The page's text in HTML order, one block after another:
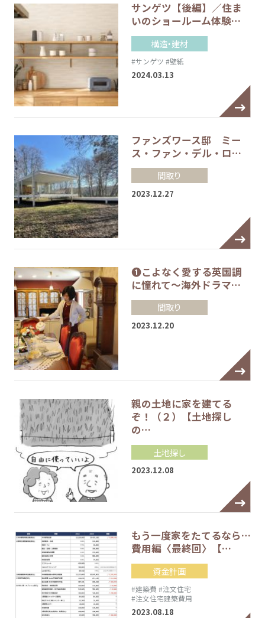
サンゲツ【後編】／住ま
いのショールーム体験…
構造・建材
#サンゲツ #壁紙
2024.03.13
ファンズワース邸 ミー
ス・ファン・デル・ロ…
間取り
2023.12.27
❶こよなく愛する英国調
に憧れて～海外ドラマ…
間取り
2023.12.20
親の土地に家を建てる
ぞ！（２）【土地探し
の…
土地探し
2023.12.08
もう一度家をたてるなら…
費用編〈最終回〉【…
資金計画
#建築費 #注文住宅
#注文住宅建築費用
2023.08.18